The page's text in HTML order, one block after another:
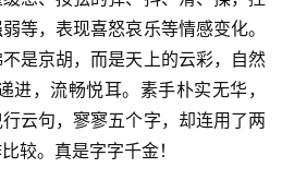
等，表现喜怒哀乐等情感变化。
是京胡，而是天上的云彩，自然
进，流畅悦耳。素手朴实无华，
云句，寥寥五个字，却连用了两
较。真是字字千金！